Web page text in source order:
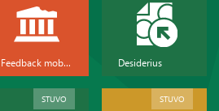
Feedback mobiliteit Desiderius
STUVO STUVO